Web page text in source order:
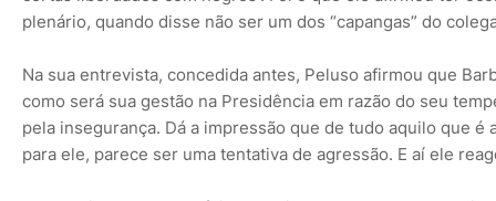
plenário, quando disse não ser um dos “capangas” do
Na sua entrevista, concedida antes, Peluso afirmou que
como será sua gestão na Presidência em razão do seu
pela insegurança. Dá a impressão que de tudo aquilo que
para ele, parece ser uma tentativa de agressão. E aí ele